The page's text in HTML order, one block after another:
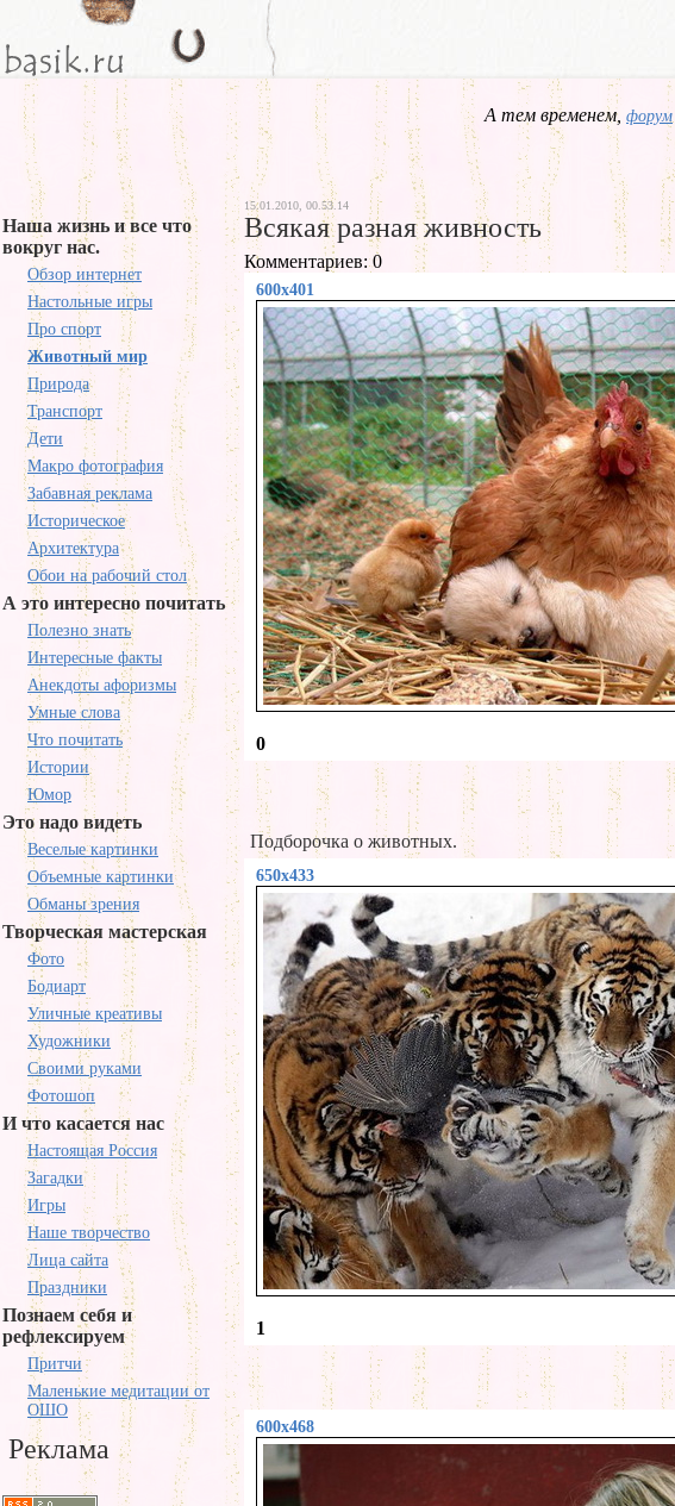
А тем временем, форум
Наша жизнь и все что
вокруг нас.
Обзор интернет
Настольные игры
Про спорт
Животный мир
Природа
Транспорт
Дети
Макро фотография
Забавная реклама
Историческое
Архитектура
Обои на рабочий стол
А это интересно почитать
Полезно знать
Интересные факты
Анекдоты афоризмы
Умные слова
Что почитать
Истории
Юмор
Это надо видеть
Веселые картинки
Объемные картинки
Обманы зрения
Творческая мастерская
Фото
Бодиарт
Уличные креативы
Художники
Своими руками
Фотошоп
И что касается нас
Настоящая Россия
Загадки
Игры
Наше творчество
Лица сайта
Праздники
Познаем себя и
рефлексируем
Притчи
Маленькие медитации от
ОШО
Реклама
15.01.2010, 00.53.14
Всякая разная живность
Комментариев: 0
600x401
0
Подборочка о животных.
650x433
1
600x468